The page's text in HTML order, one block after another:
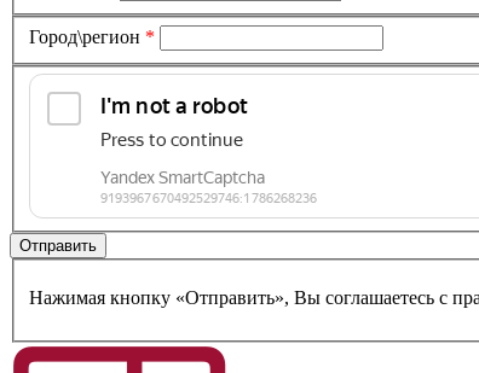
Город\регион *
Нажимая кнопку «Отправить», Вы соглашаетесь c